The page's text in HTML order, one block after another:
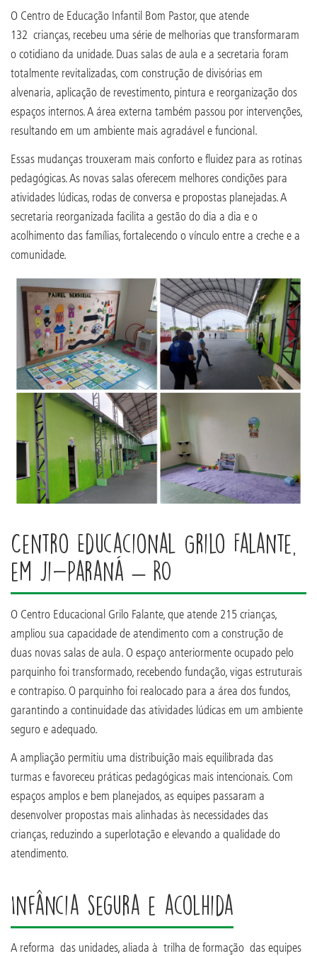
O Centro de Educação Infantil Bom Pastor, que atende
132 crianças, recebeu uma série de melhorias que transformaram
o cotidiano da unidade. Duas salas de aula e a secretaria foram
totalmente revitalizadas, com construção de divisórias em
alvenaria, aplicação de revestimento, pintura e reorganização dos
espaços internos. A área externa também passou por intervenções,
resultando em um ambiente mais agradável e funcional.
Essas mudanças trouxeram mais conforto e fluidez para as rotinas
pedagógicas. As novas salas oferecem melhores condições para
atividades lúdicas, rodas de conversa e propostas planejadas. A
secretaria reorganizada facilita a gestão do dia a dia e o
acolhimento das famílias, fortalecendo o vínculo entre a creche e a
comunidade.
Centro Educacional Grilo Falante,
em Ji-Paraná – RO
O Centro Educacional Grilo Falante, que atende 215 crianças,
ampliou sua capacidade de atendimento com a construção de
duas novas salas de aula. O espaço anteriormente ocupado pelo
parquinho foi transformado, recebendo fundação, vigas estruturais
e contrapiso. O parquinho foi realocado para a área dos fundos,
garantindo a continuidade das atividades lúdicas em um ambiente
seguro e adequado.
A ampliação permitiu uma distribuição mais equilibrada das
turmas e favoreceu práticas pedagógicas mais intencionais. Com
espaços amplos e bem planejados, as equipes passaram a
desenvolver propostas mais alinhadas às necessidades das
crianças, reduzindo a superlotação e elevando a qualidade do
atendimento.
Infância segura e acolhida
A reforma das unidades, aliada à trilha de formação das equipes